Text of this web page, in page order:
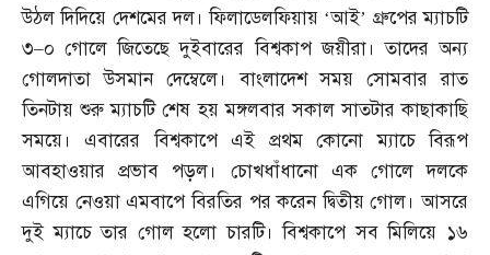
উঠল দিদিয়ে দেশমের দল। ফিলাডেলফিয়ায় ‘আই’ গ্রুপের ম্যাচটি
৩–০ গোলে জিতেছে দুইবারের বিশ্বকাপ জয়ীরা। তাদের অন্য
গোলদাতা উসমান দেম্বেলে। বাংলাদেশ সময় সোমবার রাত
তিনটায় শুরু ম্যাচটি শেষ হয় মঙ্গলবার সকাল সাতটার কাছাকাছি
সময়ে। এবারের বিশ্বকাপে এই প্রথম কোনো ম্যাচে বিরূপ
আবহাওয়ার প্রভাব পড়ল। চোখধাঁধানো এক গোলে দলকে
এগিয়ে নেওয়া এমবাপে বিরতির পর করেন দ্বিতীয় গোল। আসরে
দুই ম্যাচে তার গোল হলো চারটি। বিশ্বকাপে সব মিলিয়ে ১৬